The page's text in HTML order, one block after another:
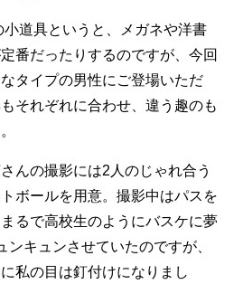
道具というと、メガネや洋書
番だったりするのですが、今回
タイプの男性にご登場いただ
それぞれに合わせ、違う趣のも
んの撮影には2人のじゃれ合う
ボールを用意。撮影中はパスを
るで高校生のようにバスケに夢
キュンさせていたのですが、
私の目は釘付けになりまし